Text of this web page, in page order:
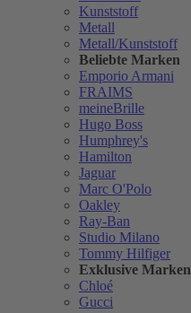
Kunststoff
Metall
Metall/Kunststoff
Beliebte Marken
Emporio Armani
FRAIMS
meineBrille
Hugo Boss
Humphrey's
Hamilton
Jaguar
Marc O'Polo
Oakley
Ray-Ban
Studio Milano
Tommy Hilfiger
Exklusive Marken
Chloé
Gucci